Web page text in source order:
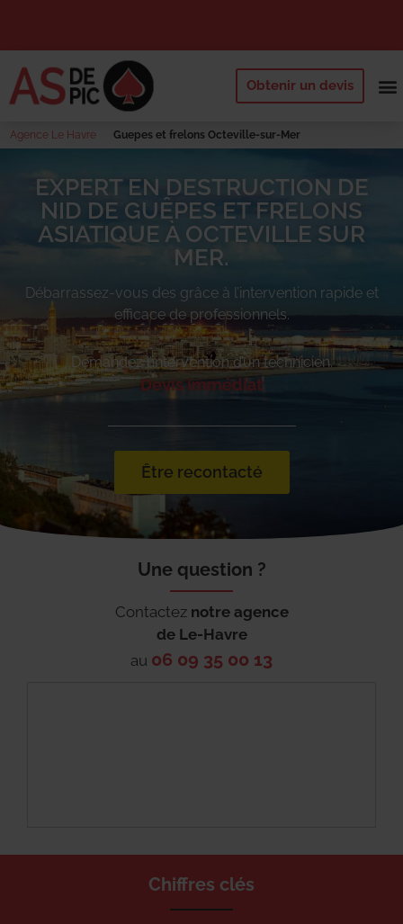
Obtenir un devis
Agence Le Havre Guepes et frelons Octeville-sur-Mer
EXPERT EN DESTRUCTION DE
NID DE GUÊPES ET FRELONS
ASIATIQUE À OCTEVILLE SUR
MER.
Débarrassez-vous des grâce à l’intervention rapide et
efficace de professionnels.
Demandez l’intervention d’un technicien.
Devis immédiat
Être recontacté
Une question ?
Contactez notre agence
de Le-Havre
au 06 09 35 00 13
Chiffres clés